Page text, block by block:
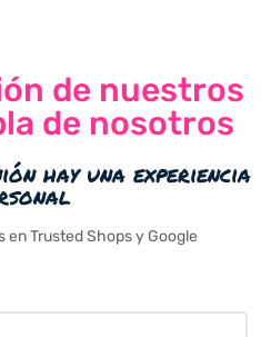
de nuestros
de nosotros
hay una experiencia
en Trusted Shops y Google